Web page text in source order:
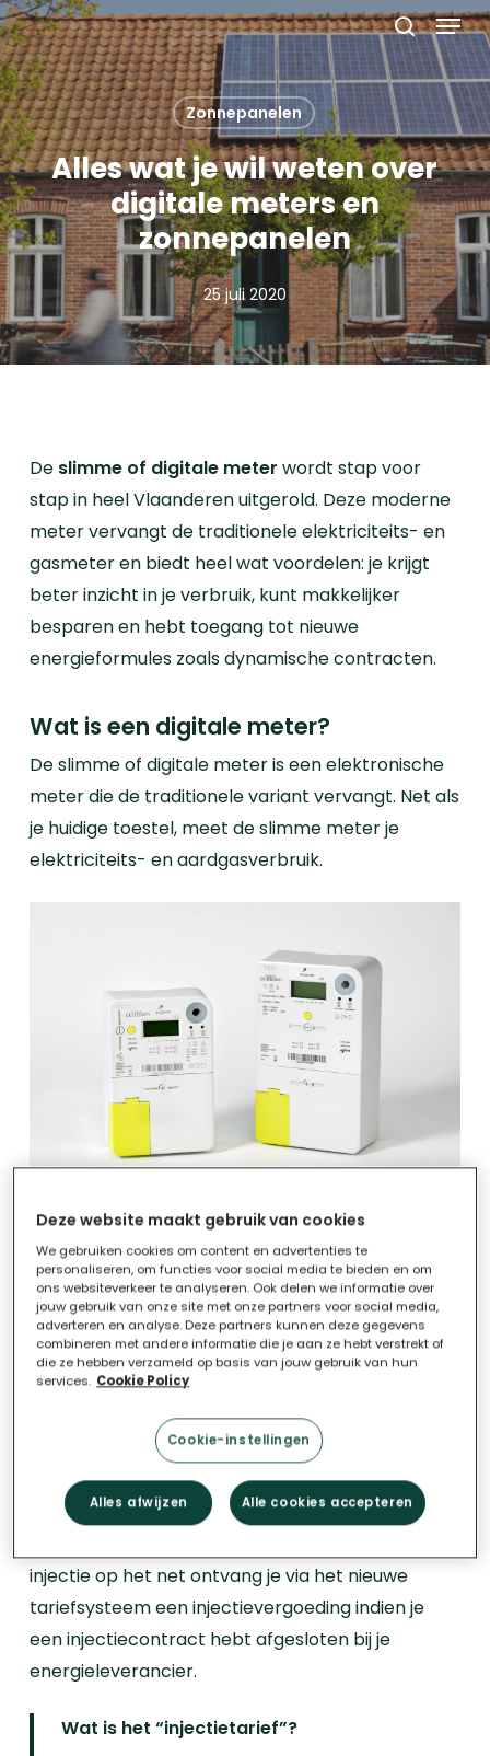
Skip
to
main
content
search
Menu
Zonnepanelen
Alles wat je wil weten over
digitale meters en
zonnepanelen
25 juli 2020
De slimme of digitale meter wordt stap voor
stap in heel Vlaanderen uitgerold. Deze moderne
meter vervangt de traditionele elektriciteits- en
gasmeter en biedt heel wat voordelen: je krijgt
beter inzicht in je verbruik, kunt makkelijker
besparen en hebt toegang tot nieuwe
energieformules zoals dynamische contracten.
Wat is een digitale meter?
De slimme of digitale meter is een elektronische
meter die de traditionele variant vervangt. Net als
je huidige toestel, meet de slimme meter je
elektriciteits- en aardgasverbruik.
Het belangrijkste uiterlijk verschil is dat het
klassieke telwerk wordt vervangen door een
elektronisch display. Door de toegevoegde
communicatietechnologie, kan deze meter zowel
informatie versturen als ontvangen. De digitale
meter draait niet terug, maar registreert digitaal
hoeveel elektriciteit en/of gas je verbruikt. Indien
je beschikt over zonnepanelen registreert de
digitale meter ook je injectie, de groene stroom
injectie op het net ontvang je via het nieuwe
tariefsysteem een injectievergoeding indien je
een injectiecontract hebt afgesloten bij je
energieleverancier.
Wat is het “injectietarief”?
Deze website maakt gebruik van cookies
We gebruiken cookies om content en advertenties te
personaliseren, om functies voor social media te bieden en om
ons websiteverkeer te analyseren. Ook delen we informatie over
jouw gebruik van onze site met onze partners voor social media,
adverteren en analyse. Deze partners kunnen deze gegevens
combineren met andere informatie die je aan ze hebt verstrekt of
die ze hebben verzameld op basis van jouw gebruik van hun
services. Cookie Policy
Cookie-instellingen
Alles afwijzen Alle cookies accepteren